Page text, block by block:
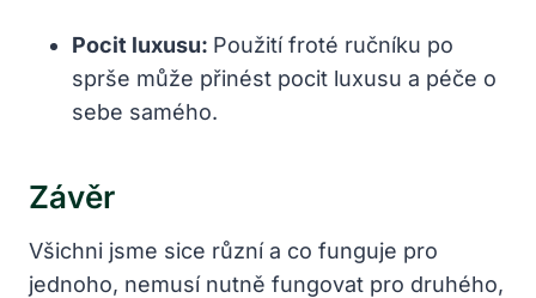
Pocit luxusu: Použití froté ručníku po
sprše může přinést pocit luxusu a péče o
sebe samého.
Závěr
Všichni jsme sice různí a co funguje pro
jednoho, nemusí nutně fungovat pro druhého,